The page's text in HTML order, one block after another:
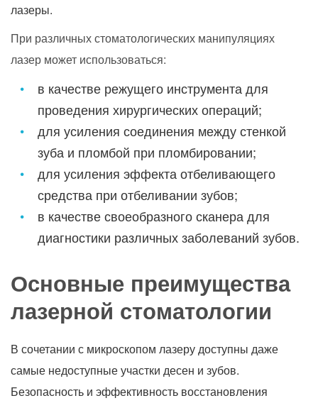
лазеры.
При различных стоматологических манипуляциях
лазер может использоваться:
в качестве режущего инструмента для
проведения хирургических операций;
для усиления соединения между стенкой
зуба и пломбой при пломбировании;
для усиления эффекта отбеливающего
средства при отбеливании зубов;
в качестве своеобразного сканера для
диагностики различных заболеваний зубов.
Основные преимущества
лазерной стоматологии
В сочетании с микроскопом лазеру доступны даже
самые недоступные участки десен и зубов.
Безопасность и эффективность восстановления